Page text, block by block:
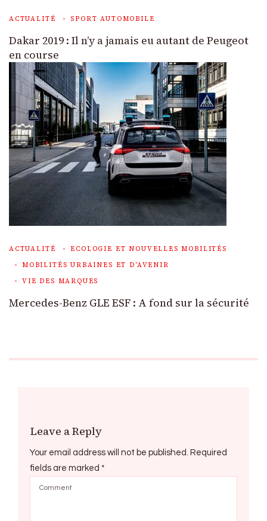
ACTUALITÉ SPORT AUTOMOBILE
Dakar 2019 : Il n’y a jamais eu autant de Peugeot
en course
ACTUALITÉ
ECOLOGIE ET NOUVELLES MOBILITÉS
MOBILITÉS URBAINES ET D'AVENIR
VIE DES MARQUES
Mercedes-Benz GLE ESF : A fond sur la sécurité
Leave a Reply
Your email address will not be published. Required
fields are marked *